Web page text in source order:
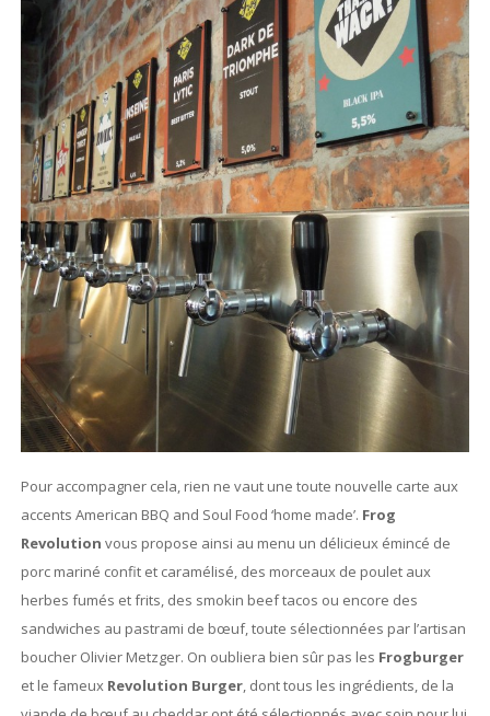
Pour accompagner cela, rien ne vaut une toute nouvelle carte aux
accents American BBQ and Soul Food ‘home made’. Frog
Revolution vous propose ainsi au menu un délicieux émincé de
porc mariné confit et caramélisé, des morceaux de poulet aux
herbes fumés et frits, des smokin beef tacos ou encore des
sandwiches au pastrami de bœuf, toute sélectionnées par l’artisan
boucher Olivier Metzger. On oubliera bien sûr pas les Frogburger
et le fameux Revolution Burger, dont tous les ingrédients, de la